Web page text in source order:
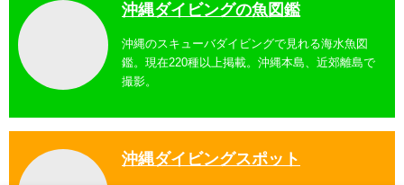
沖縄ダイビングの魚図鑑
沖縄のスキューバダイビングで見れる海水魚図
鑑。現在220種以上掲載。沖縄本島、近郊離島で
撮影。
沖縄ダイビングスポット